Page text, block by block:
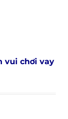
vui chơi vay